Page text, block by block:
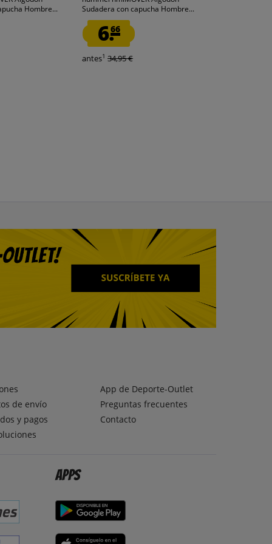
Hombre...
Sudadera con capucha Hombre...
6.66
antes1 34,95 €
de envío
y pagos
App de Deporte-Outlet
Preguntas frecuentes
Contacto
Apps